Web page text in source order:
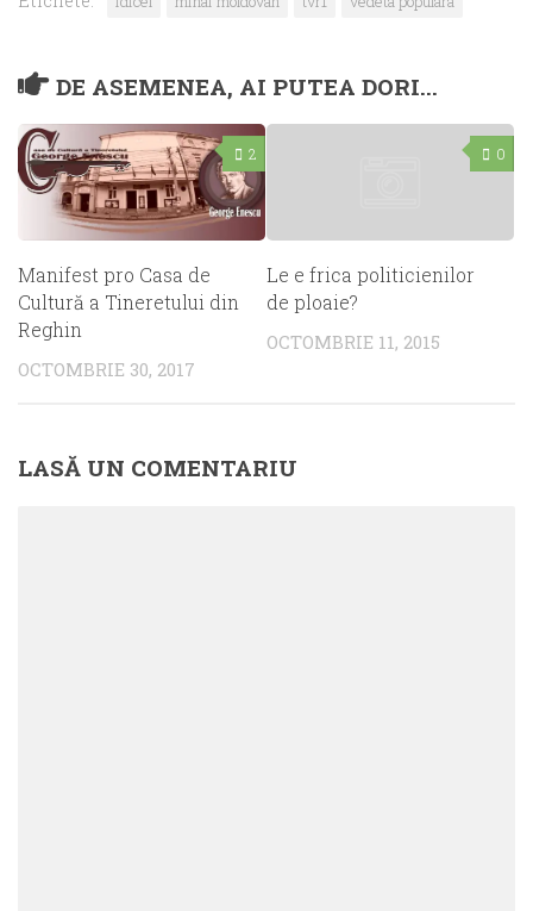
DE ASEMENEA, AI PUTEA DORI...
2
Manifest pro Casa de
Cultură a Tineretului din
Reghin
OCTOMBRIE 30, 2017
0
Le e frica politicienilor
de ploaie?
OCTOMBRIE 11, 2015
LASĂ UN COMENTARIU